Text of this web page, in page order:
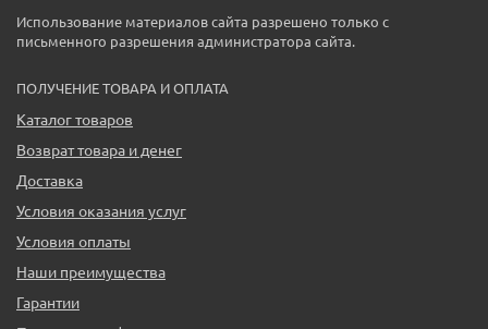
Использование материалов сайта разрешено только с
письменного разрешения администратора сайта.
ПОЛУЧЕНИЕ ТОВАРА И ОПЛАТА
Каталог товаров
Возврат товара и денег
Доставка
Условия оказания услуг
Условия оплаты
Наши преимущества
Гарантии